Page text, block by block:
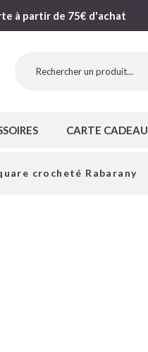
à partir de 75€ d'achat
CARTE CADEAU
crocheté Rabarany